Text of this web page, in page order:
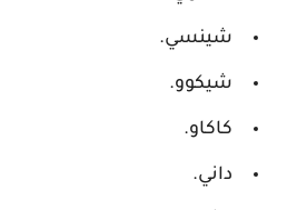
شينسي.
شيكوو.
كاكاو.
داني.